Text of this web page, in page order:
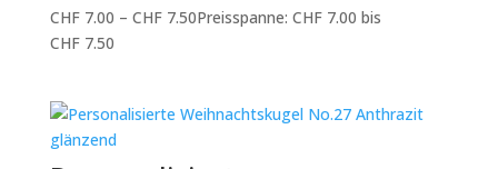
CHF7.00 – CHF7.50Preisspanne: CHF 7.00 bis
CHF 7.50